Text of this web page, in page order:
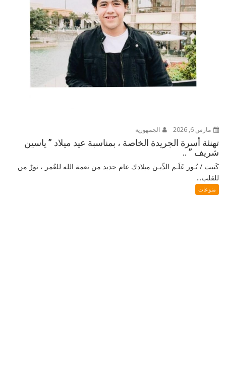
مارس 6, 2026 الجمهورية
تهنئة أسرة الجريدة الخاصة ، بمناسبة عيد ميلاد ” ياسين
شريف ” ..
كَتبت / نُـور عَلَـم الدِّيـن ميلادك عام جديد من نعمة الله للعُمر ، نورٌ من
للقلب...
منوعات